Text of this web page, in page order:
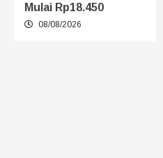
Mulai Rp18.450
08/08/2026